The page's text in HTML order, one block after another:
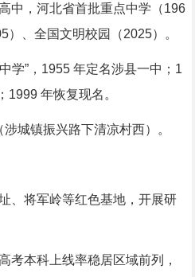
中，河北省首批重点中学（196
、全国文明校园（2025）。
学”，1955 年定名涉县一中；1
1999 年恢复现名。
城镇振兴路下清凉村西）。
、将军岭等红色基地，开展研
考本科上线率稳居区域前列，